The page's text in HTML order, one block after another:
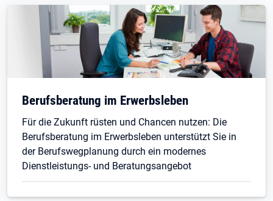
Berufsberatung im Erwerbsleben
Für die Zukunft rüsten und Chancen nutzen: Die
Berufsberatung im Erwerbsleben unterstützt Sie in
der Berufswegplanung durch ein modernes
Dienstleistungs- und Beratungsangebot